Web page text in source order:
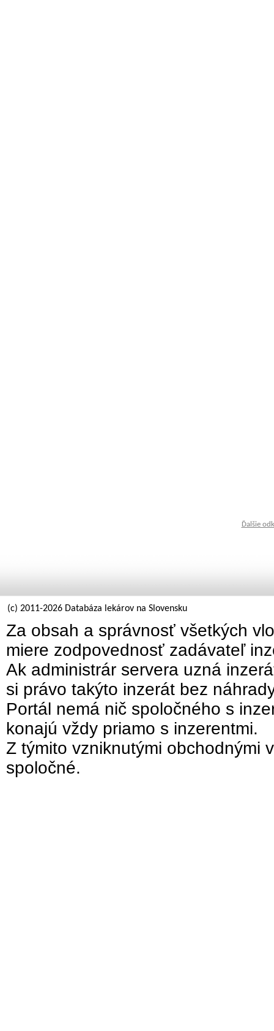
Ďalšie
(c) 2011-2026 Databáza lekárov na Slovensku
Za obsah a správnosť všetkých
miere zodpovednosť zadávateľ
Ak administrár servera uzná
si právo takýto inzerát bez
Portál nemá nič spoločného s
konajú vždy priamo s inzerentmi.
Z týmito vzniknutými obchodnými
spoločné.